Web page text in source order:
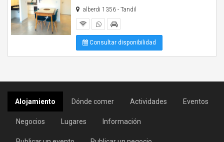
alberdi 1356 - Tandil
Consultar disponibilidad
Alojamiento Dónde comer Actividades Eventos
Negocios Lugares Información